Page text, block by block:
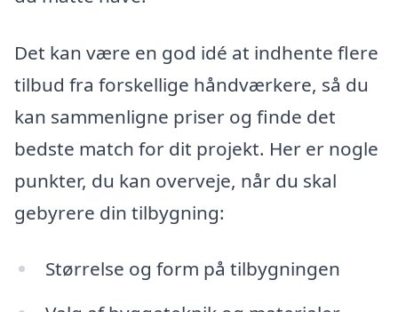
Det kan være en god idé at indhente flere
tilbud fra forskellige håndværkere, så du
kan sammenligne priser og finde det
bedste match for dit projekt. Her er nogle
punkter, du kan overveje, når du skal
gebyrere din tilbygning:
Størrelse og form på tilbygningen